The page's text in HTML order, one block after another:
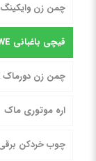
چمن زن وایکینگ
قیچی باغبانی LOWE آلمان
چمن زن دورماک DORMAK
اره موتوری ماک
چوب خردکن